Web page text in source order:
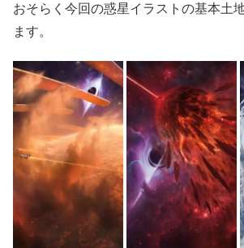
おそらく今回の惑星イラストの基本土
ます。